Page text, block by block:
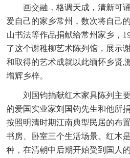
画交融，格调天成，清新可诵
爱自己的家乡常州，数次将自己
山书法等作品捐献给常州家乡，
了这个谢稚柳艺术陈列馆，展示
和取得的艺术成就以此缅怀乡贤,
增辉乡梓。
刘国钧捐献红木家具陈列主要
的爱国实业家刘国钧先生和他所
按照明清时期江南典型民居的布
书房、卧室三个生活场景。红木
种，在清朝中后期开始受到国人